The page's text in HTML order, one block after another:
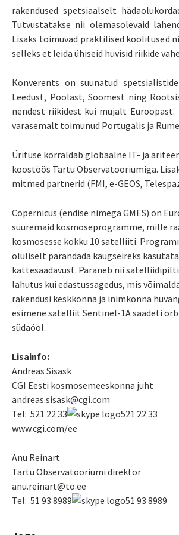
rakendused spetsiaalselt
Tutvustatakse nii olemasolevaid
Lisaks toimuvad praktilised koolitused
selleks et leida ühiseid huvisid riikide
Konverents on suunatud
Leedust, Poolast, Soomest ning
nendest riikidest kui mujalt Euroopast.
varasemalt toimunud Portugalis ja
Ürituse korraldab globaalne IT- ja
koostöös Tartu Observatooriumiga.
mitmed partnerid (FMI, e-GEOS,
Copernicus (endise nimega GMES) on
suuremaid kosmoseprogramme, mille
kosmosesse kokku 10 satelliiti.
oluliselt parandada kaugseireks
kättesaadavust. Paraneb nii
lahutus kui edastussagedus, mis
rakendusi keskkonna ja inimkonna
esimene satelliit Sentinel-1A saadeti
südaööl.
Lisainfo:
Andreas Sisask
CGI Eesti kosmosemeeskonna juht
andreas.sisask@cgi.com
Tel: 521 22 33
521 22 33
www.cgi.com/ee
Anu Reinart
Tartu Observatooriumi direktor
anu.reinart@to.ee
Tel: 51 93 8989 51 93 8989